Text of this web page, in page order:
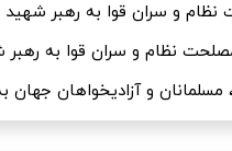
و سران قوا به رهبر شهید
نظام و سران قوا به رهبر
مسلمانان و آزادیخواهان